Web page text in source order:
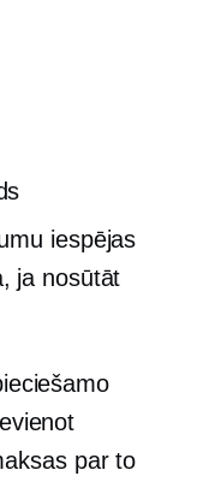
iespējas
ja nosūtāt
par to